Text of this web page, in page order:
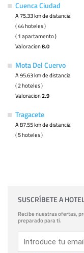
Cuenca Ciudad
A 75.33 km de distancia
( 44 hoteles )
( 1 apartamento )
Valoracion8.0
Mota Del Cuervo
A 95.63 km de distancia
( 2 hoteles )
Valoracion2.9
Tragacete
A 87.55 km de distancia
( 5 hoteles )
SUSCRÍBETE A
Recibe nuestras ofertas,
preparado para ti.